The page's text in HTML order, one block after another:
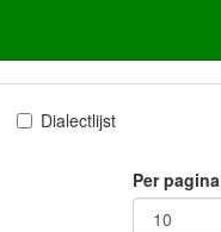
Dialectlijst
Per pagina